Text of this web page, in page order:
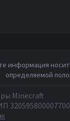
информация
определяемой
Minecraft
320595800007700